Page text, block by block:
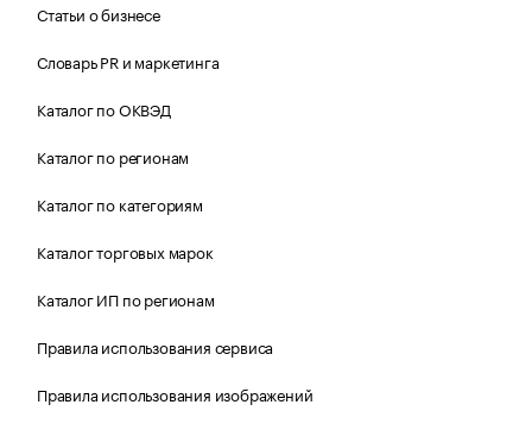
Статьи о бизнесе
Словарь PR и маркетинга
Каталог по ОКВЭД
Каталог по регионам
Каталог по категориям
Каталог торговых марок
Каталог ИП по регионам
Правила использования сервиса
Правила использования изображений